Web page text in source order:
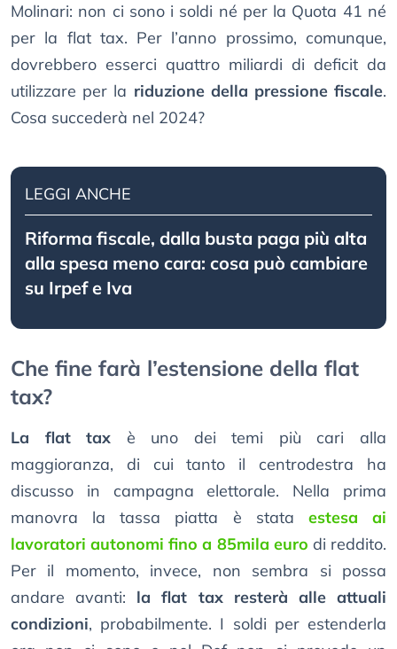
Molinari: non ci sono i soldi né per la Quota 41 né
per la flat tax. Per l’anno prossimo, comunque,
dovrebbero esserci quattro miliardi di deficit da
utilizzare per la riduzione della pressione fiscale.
Cosa succederà nel 2024?
LEGGI ANCHE
Riforma fiscale, dalla busta paga più alta
alla spesa meno cara: cosa può cambiare
su Irpef e Iva
Che fine farà l’estensione della flat
tax?
La flat tax è uno dei temi più cari alla
maggioranza, di cui tanto il centrodestra ha
discusso in campagna elettorale. Nella prima
manovra la tassa piatta è stata estesa ai
lavoratori autonomi fino a 85mila euro di reddito.
Per il momento, invece, non sembra si possa
andare avanti: la flat tax resterà alle attuali
condizioni, probabilmente. I soldi per estenderla